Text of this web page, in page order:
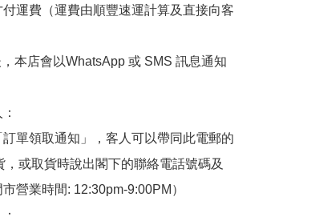
運費（運費由順豐速運計算及直接向客
本店會以WhatsApp 或 SMS 訊息通知
單領取通知」，客人可以帶同此電郵的
，或取貨時說出閣下的聯絡電話號碼及
營業時間: 12:30pm-9:00PM）